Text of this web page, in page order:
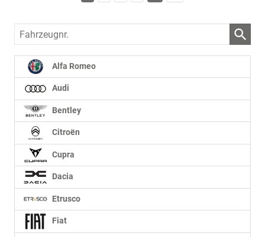
Fahrzeugnr.
Alfa Romeo
Audi
Bentley
Citroën
Cupra
Dacia
Etrusco
Fiat